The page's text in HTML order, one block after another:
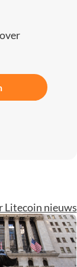
Litecoin nieuws